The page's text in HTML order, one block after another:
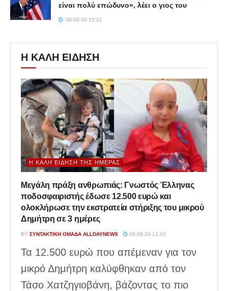
είναι πολύ επώδυνο», λέει ο γιος του
08-08-26 15:21
Η ΚΑΛΗ ΕΙΔΗΣΗ
Η ΚΑΛΉ ΕΊΔΗΣΗ ΤΗΣ ΗΜΈΡΑΣ
Μεγάλη πράξη ανθρωπιάς: Γνωστός Έλληνας
ποδοσφαιριστής έδωσε 12.500 ευρώ και
ολοκλήρωσε την εκστρατεία στήριξης του μικρού
Δημήτρη σε 3 ημέρες
BY ΣΥΝΤΑΚΤΙΚΉ ΟΜΆΔΑ ALLDAYNEWS 08-08-26 11:10
Τα 12.500 ευρώ που απέμεναν για τον
μικρό Δημήτρη καλύφθηκαν από τον
Τάσο Χατζηγιοβάνη, βάζοντας το πιο